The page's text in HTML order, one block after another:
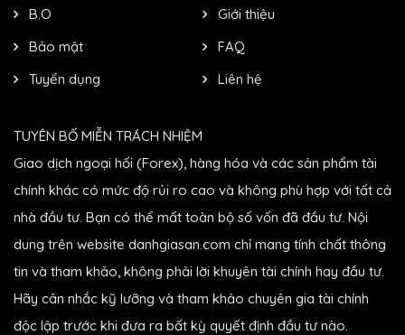
B.O
Giới thiệu
Bảo mật
FAQ
Tuyển dụng
Liên hệ
TUYÊN BỐ MIỄN TRÁCH NHIỆM
Giao dịch ngoại hối (Forex), hàng hóa và các sản phẩm tài
chính khác có mức độ rủi ro cao và không phù hợp với tất cả
nhà đầu tư. Bạn có thể mất toàn bộ số vốn đã đầu tư. Nội
dung trên website danhgiasan.com chỉ mang tính chất thông
tin và tham khảo, không phải lời khuyên tài chính hay đầu tư.
Hãy cân nhắc kỹ lưỡng và tham khảo chuyên gia tài chính
độc lập trước khi đưa ra bất kỳ quyết định đầu tư nào.